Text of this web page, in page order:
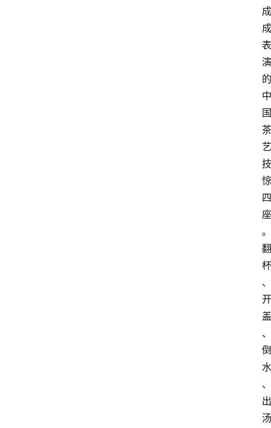
成
成
表
演
的
中
国
茶
艺
技
惊
四
座
。
翻
杯
、
开
盖
、
倒
水
、
出
汤